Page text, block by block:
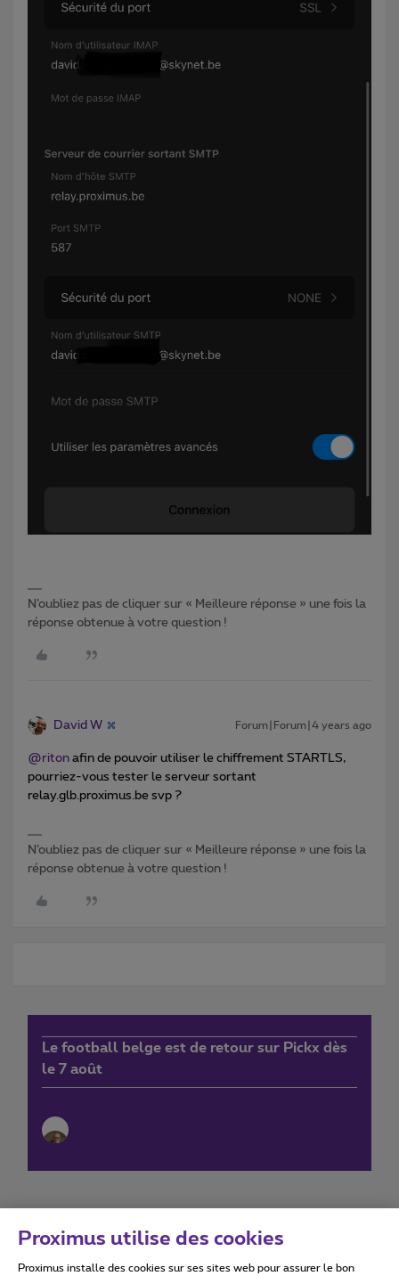
N’oubliez pas de cliquer sur « Meilleure réponse » une fois la
réponse obtenue à votre question !
David W Forum|Forum|4 years ago
@riton afin de pouvoir utiliser le chiffrement STARTLS,
pourriez-vous tester le serveur sortant
relay.glb.proximus.be svp ?
N’oubliez pas de cliquer sur « Meilleure réponse » une fois la
réponse obtenue à votre question !
Le football belge est de retour sur Pickx dès
le 7 août
Proximus utilise des cookies
Proximus installe des cookies sur ses sites web pour assurer le bon